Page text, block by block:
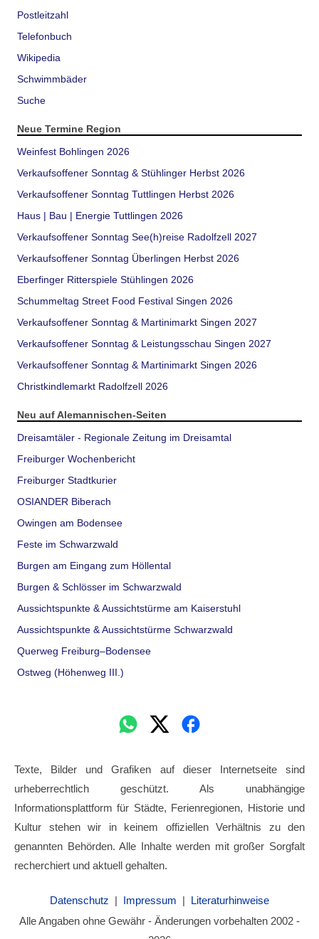
Postleitzahl
Telefonbuch
Wikipedia
Schwimmbäder
Suche
Neue Termine Region
Weinfest Bohlingen 2026
Verkaufsoffener Sonntag & Stühlinger Herbst 2026
Verkaufsoffener Sonntag Tuttlingen Herbst 2026
Haus | Bau | Energie Tuttlingen 2026
Verkaufsoffener Sonntag See(h)reise Radolfzell 2027
Verkaufsoffener Sonntag Überlingen Herbst 2026
Eberfinger Ritterspiele Stühlingen 2026
Schummeltag Street Food Festival Singen 2026
Verkaufsoffener Sonntag & Martinimarkt Singen 2027
Verkaufsoffener Sonntag & Leistungsschau Singen 2027
Verkaufsoffener Sonntag & Martinimarkt Singen 2026
Christkindlemarkt Radolfzell 2026
Neu auf Alemannischen-Seiten
Dreisamtäler - Regionale Zeitung im Dreisamtal
Freiburger Wochenbericht
Freiburger Stadtkurier
OSIANDER Biberach
Owingen am Bodensee
Feste im Schwarzwald
Burgen am Eingang zum Höllental
Burgen & Schlösser im Schwarzwald
Aussichtspunkte & Aussichtstürme am Kaiserstuhl
Aussichtspunkte & Aussichtstürme Schwarzwald
Querweg Freiburg–Bodensee
Ostweg (Höhenweg III.)
Texte, Bilder und Grafiken auf dieser Internetseite sind
urheberrechtlich geschützt. Als unabhängige
Informationsplattform für Städte, Ferienregionen, Historie und
Kultur stehen wir in keinem offiziellen Verhältnis zu den
genannten Behörden. Alle Inhalte werden mit großer Sorgfalt
recherchiert und aktuell gehalten.
Datenschutz | Impressum | Literaturhinweise
Alle Angaben ohne Gewähr - Änderungen vorbehalten 2002 -